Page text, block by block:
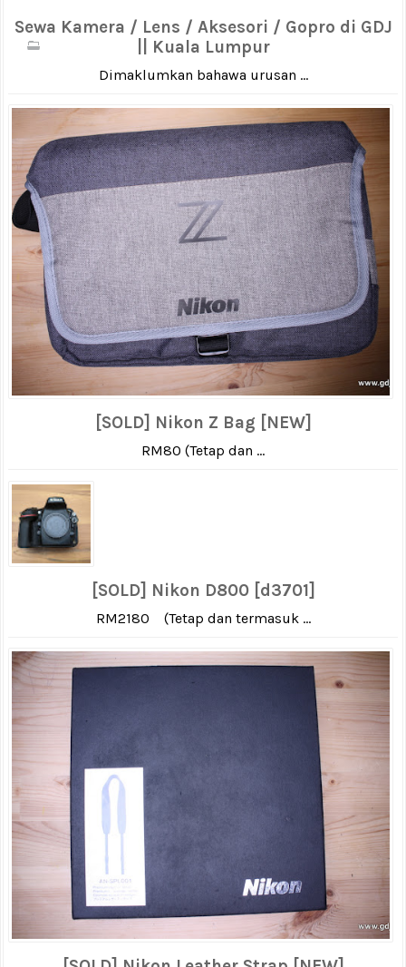
Sewa Kamera / Lens / Aksesori / Gopro di GDJ
|| Kuala Lumpur
Dimaklumkan bahawa urusan ...
[SOLD] Nikon Z Bag [NEW]
RM80 (Tetap dan ...
[SOLD] Nikon D800 [d3701]
RM2180 (Tetap dan termasuk ...